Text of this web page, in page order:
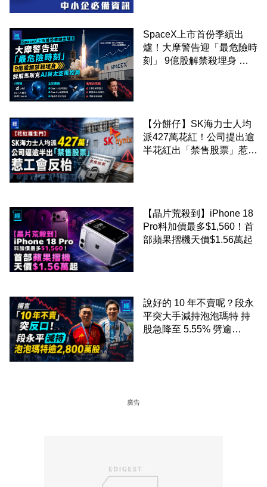
SpaceX上市首份季績出
爐！大摩警告迎「最危險時
刻」 9億股解禁殺埋身 拆
【分餅仔】SK海力士人均
派427萬花紅！公司提出逾
半花紅出「禁售股票」惹工
【晶片荒殺到】iPhone 18
Pro料加價最多$1,560！首
部蘋果摺機天價$1.56萬起
說好的 10 年不賣呢？段永
平突大手減持泡泡瑪特 持
股急降至 5.55% 劈逾
廣告